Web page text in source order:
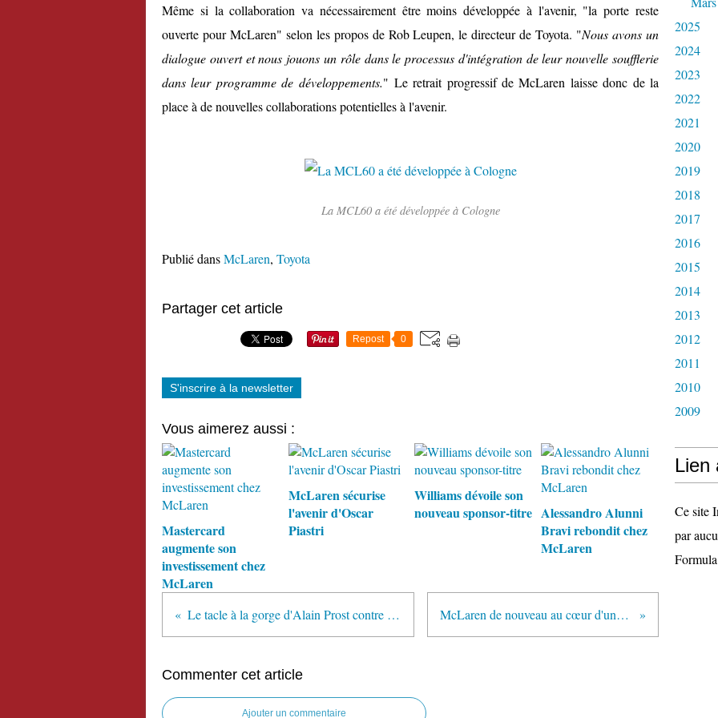
Même si la collaboration va nécessairement être moins développée à l'avenir, "la porte reste
ouverte pour McLaren" selon les propos de Rob Leupen, le directeur de Toyota. "Nous avons un
dialogue ouvert et nous jouons un rôle dans le processus d'intégration de leur nouvelle soufflerie
dans leur programme de développements." Le retrait progressif de McLaren laisse donc de la
place à de nouvelles collaborations potentielles à l'avenir.
La MCL60 a été développée à Cologne
Publié dansMcLaren, Toyota
Partager cet article
Repost 0
S'inscrire à la newsletter
Vous aimerez aussi :
Mastercard
augmente son
investissement chez
McLaren
McLaren sécurise
l'avenir d'Oscar
Piastri
Williams dévoile son
nouveau sponsor-titre Alessandro Alunni
Bravi rebondit chez
McLaren
Le tacle à la gorge d'Alain Prost contre Laurent Rossi et Alpine McLaren de nouveau au cœur d'une bataille contractuelle
Commenter cet article
Ajouter un commentaire
2025
2024
2023
2022
2021
2020
2019
2018
2017
2016
2015
2014
2013
2012
2011
2010
2009
Lien
Ce site
par